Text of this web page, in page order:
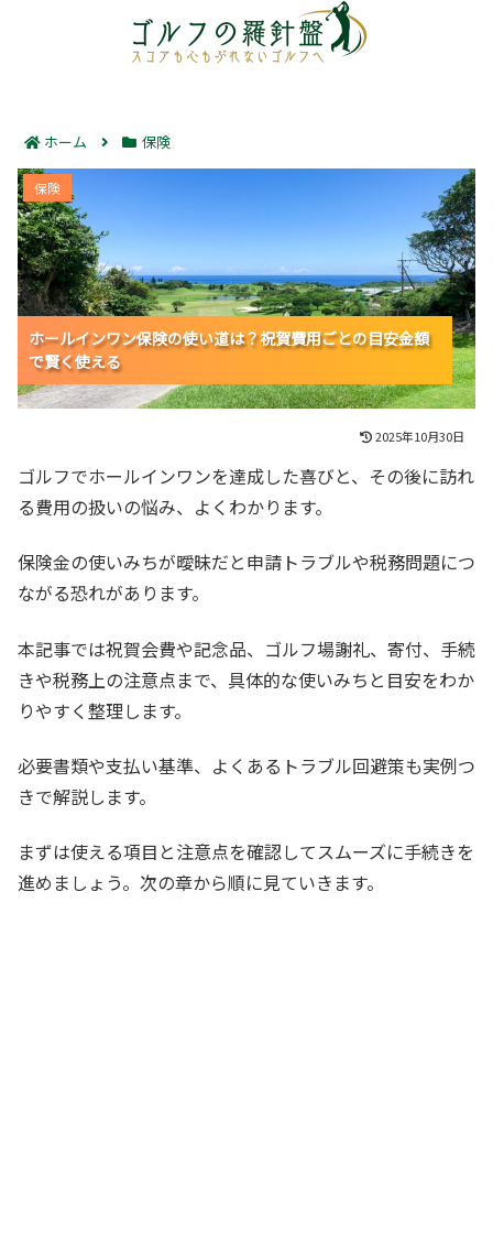
ホーム 保険
ホールインワン保険の使い道は？祝賀費用ごとの目安金
ホールインワン保険の使い道は？祝賀費用ごとの目安金額
で賢く使える
ホールインワン保険の使い道は？祝賀費用ごとの目安金額
で賢く使える
ホールインワン保険の使い道は？祝賀費用ごとの目安金額
で賢く使える
保険
2025年10月30日
ゴルフでホールインワンを達成した喜びと、その後に訪れ
る費用の扱いの悩み、よくわかります。
保険金の使いみちが曖昧だと申請トラブルや税務問題につ
ながる恐れがあります。
本記事では祝賀会費や記念品、ゴルフ場謝礼、寄付、手続
きや税務上の注意点まで、具体的な使いみちと目安をわか
りやすく整理します。
必要書類や支払い基準、よくあるトラブル回避策も実例つ
きで解説します。
まずは使える項目と注意点を確認してスムーズに手続きを
進めましょう。次の章から順に見ていきます。